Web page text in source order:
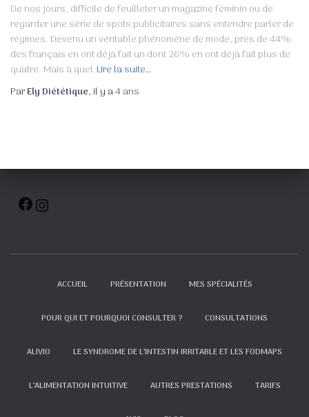
De nos jours, difficile de feuilleter un magazine féminin ou de
regarder une série de spots publicitaires sans entendre parler de
régimes. Devenu un véritable phénomène de mode, près de 44%
des français en ont déjà fait un dont 26% en ont déjà fait plus de
quatre. Mais à quel Lire la suite…
ParEly Diététique, il y a4 ans
ACCUEIL PRÉSENTATION MES SPÉCIALITÉS
POUR QUI ET POURQUOI CONSULTER ? CONSULTATIONS
ALIVIO LE SYNDROME DE L’INTESTIN IRRITABLE ET LES FODMAPS
L’ALIMENTATION INTUITIVE AUTRES PRESTATIONS TARIFS